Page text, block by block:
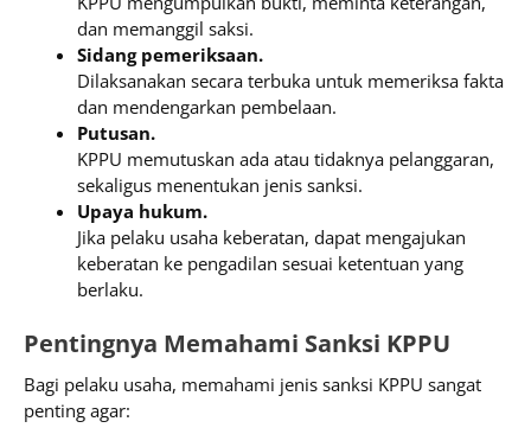
dan memanggil saksi.
Sidang pemeriksaan.
Dilaksanakan secara terbuka untuk memeriksa fakta
dan mendengarkan pembelaan.
Putusan.
KPPU memutuskan ada atau tidaknya pelanggaran,
sekaligus menentukan jenis sanksi.
Upaya hukum.
Jika pelaku usaha keberatan, dapat mengajukan
keberatan ke pengadilan sesuai ketentuan yang
berlaku.
Pentingnya Memahami Sanksi KPPU
Bagi pelaku usaha, memahami jenis sanksi KPPU sangat
penting agar: